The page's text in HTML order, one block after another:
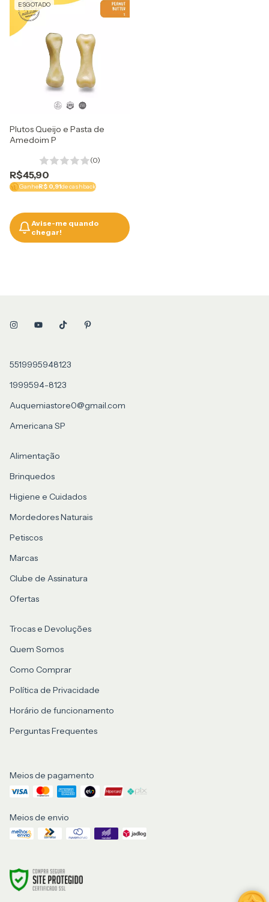
ESGOTADO
Plutos Queijo e Pasta de
Amedoim P
(0)
R$45,90
GanheR$ 0,91de cashback
Avise-me quando
chegar!
5519995948123
1999594-8123
Auquemiastore0@gmail.com
Americana SP
Alimentação
Brinquedos
Higiene e Cuidados
Mordedores Naturais
Petiscos
Marcas
Clube de Assinatura
Ofertas
Trocas e Devoluções
Quem Somos
Como Comprar
Política de Privacidade
Horário de funcionamento
Perguntas Frequentes
Meios de pagamento
Meios de envio